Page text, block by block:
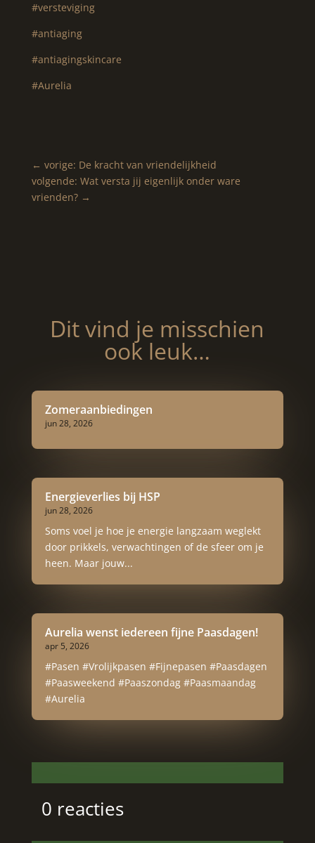
#versteviging
#antiaging
#antiagingskincare
#Aurelia
← vorige: De kracht van vriendelijkheid
volgende: Wat versta jij eigenlijk onder ware
vrienden?→
Dit vind je misschien
ook leuk…
Zomeraanbiedingen
jun 28, 2026
Energieverlies bij HSP
jun 28, 2026
Soms voel je hoe je energie langzaam weglekt
door prikkels, verwachtingen of de sfeer om je
heen. Maar jouw...
Aurelia wenst iedereen fijne Paasdagen!
apr 5, 2026
#Pasen #Vrolijkpasen #Fijnepasen #Paasdagen
#Paasweekend #Paaszondag #Paasmaandag
#Aurelia
0 reacties